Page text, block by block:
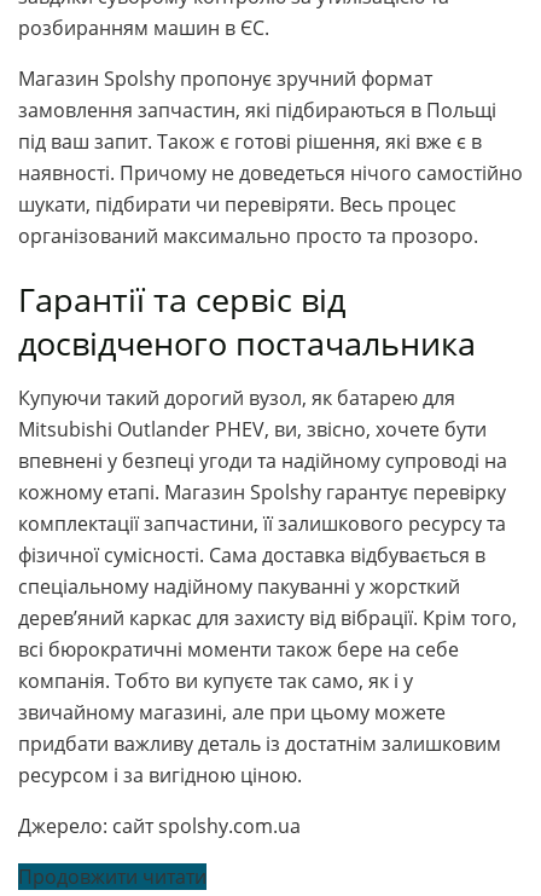
розбиранням машин в ЄС.
Магазин Spolshy пропонує зручний формат
замовлення запчастин, які підбираються в Польщі
під ваш запит. Також є готові рішення, які вже є в
наявності. Причому не доведеться нічого самостійно
шукати, підбирати чи перевіряти. Весь процес
організований максимально просто та прозоро.
Гарантії та сервіс від
досвідченого постачальника
Купуючи такий дорогий вузол, як батарею для
Mitsubishi Outlander PHEV, ви, звісно, хочете бути
впевнені у безпеці угоди та надійному супроводі на
кожному етапі. Магазин Spolshy гарантує перевірку
комплектації запчастини, її залишкового ресурсу та
фізичної сумісності. Сама доставка відбувається в
спеціальному надійному пакуванні у жорсткий
дерев’яний каркас для захисту від вібрації. Крім того,
всі бюрократичні моменти також бере на себе
компанія. Тобто ви купуєте так само, як і у
звичайному магазині, але при цьому можете
придбати важливу деталь із достатнім залишковим
ресурсом і за вигідною ціною.
Джерело: сайт spolshy.com.ua
Продовжити читати